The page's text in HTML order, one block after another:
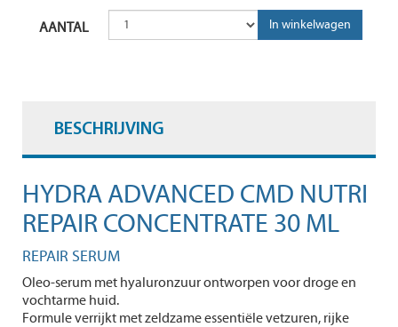
AANTAL
BESCHRIJVING
HYDRA ADVANCED CMD NUTRI
REPAIR CONCENTRATE 30 ML
REPAIR SERUM
Oleo-serum met hyaluronzuur ontworpen voor droge en
vochtarme huid.
Formule verrijkt met zeldzame essentiële vetzuren, rijke